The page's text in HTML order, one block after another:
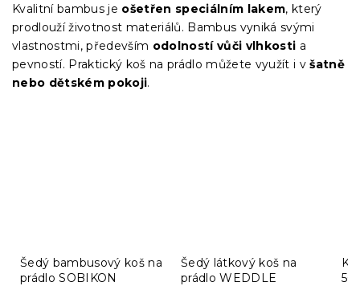
Kvalitní bambus je ošetřen speciálním lakem, který
prodlouží životnost materiálů. Bambus vyniká svými
vlastnostmi, především odolností vůči vlhkosti a
pevností. Praktický koš na prádlo můžete využít i všatně
nebo dětském pokoji.
Šedý bambusový koš na
prádlo SOBIKON
Šedý látkový koš na
prádlo WEDDLE
50